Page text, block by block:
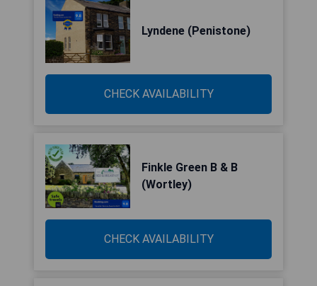
Lyndene (Penistone)
CHECK AVAILABILITY
Finkle Green B & B
(Wortley)
CHECK AVAILABILITY